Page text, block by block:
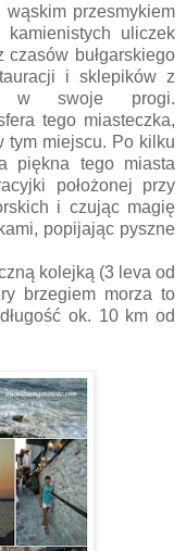
wąskim przesmykiem
uliczek
bułgarskiego
i sklepików z
w swoje progi.
tego miasteczka,
tym miejscu. Po kilku
piękna tego miasta
położonej przy
i czując magię
popijając pyszne
kolejką (3 leva od
brzegiem morza to
ok. 10 km od